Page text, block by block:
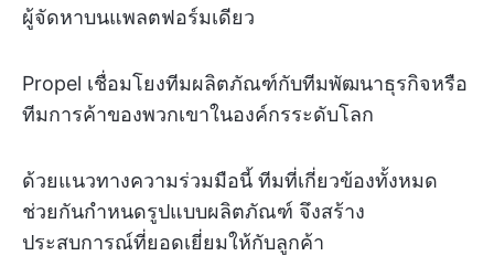
ผู้จัดหาบนแพลตฟอร์มเดียว
Propel เชื่อมโยงทีมผลิตภัณฑ์กับทีมพัฒนาธุรกิจหรือ
ทีมการค้าของพวกเขาในองค์กรระดับโลก
ด้วยแนวทางความร่วมมือนี้ ทีมที่เกี่ยวข้องทั้งหมด
ช่วยกันกำหนดรูปแบบผลิตภัณฑ์ จึงสร้าง
ประสบการณ์ที่ยอดเยี่ยมให้กับลูกค้า